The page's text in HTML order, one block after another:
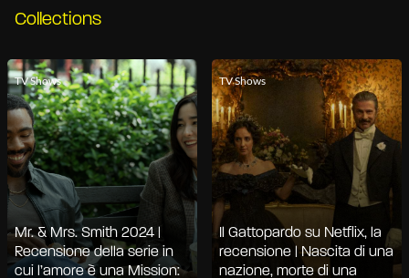
Collections
TV Shows
Mr. & Mrs. Smith 2024 |
Recensione della serie in
cui l’amore è una Mission:
TV Shows
Il Gattopardo su Netflix, la
recensione | Nascita di una
nazione, morte di una